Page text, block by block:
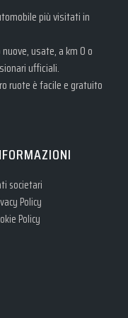
più visitati in
usate, a km 0 o
ufficiali.
ruote è facile e gratuito
societari
Policy
Policy